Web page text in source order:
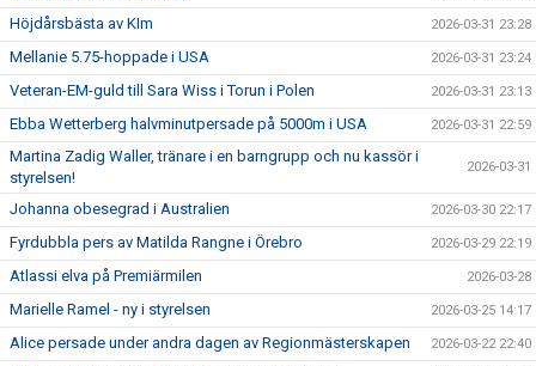
Höjdårsbästa av KIm 2026-03-31 23:28
Mellanie 5.75-hoppade i USA 2026-03-31 23:24
Veteran-EM-guld till Sara Wiss i Torun i Polen 2026-03-31 23:13
Ebba Wetterberg halvminutpersade på 5000m i USA 2026-03-31 22:59
Martina Zadig Waller, tränare i en barngrupp och nu kassör i
styrelsen!
2026-03-31
Johanna obesegrad i Australien 2026-03-30 22:17
Fyrdubbla pers av Matilda Rangne i Örebro 2026-03-29 22:19
Atlassi elva på Premiärmilen 2026-03-28
Marielle Ramel - ny i styrelsen 2026-03-25 14:17
Alice persade under andra dagen av Regionmästerskapen 2026-03-22 22:40